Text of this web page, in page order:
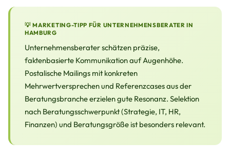
💡 MARKETING-TIPP FÜR UNTERNEHMENSBERATER IN
HAMBURG
Unternehmensberater schätzen präzise,
faktenbasierte Kommunikation auf Augenhöhe.
Postalische Mailings mit konkreten
Mehrwertversprechen und Referenzcases aus der
Beratungsbranche erzielen gute Resonanz. Selektion
nach Beratungsschwerpunkt (Strategie, IT, HR,
Finanzen) und Beratungsgröße ist besonders relevant.